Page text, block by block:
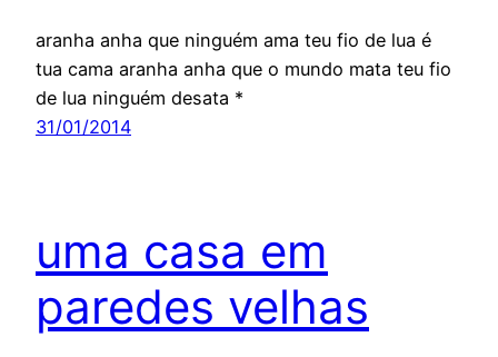
aranha anha que ninguém ama teu fio de lua é
tua cama aranha anha que o mundo mata teu fio
de lua ninguém desata *
31/01/2014
uma casa em
paredes velhas